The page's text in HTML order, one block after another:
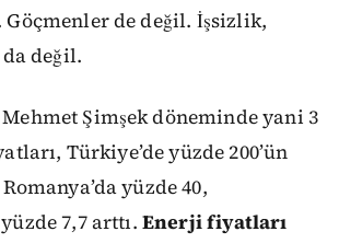
de değil. İşsizlik,
da değil.
Şimşek döneminde yani 3
Türkiye’de yüzde 200’ün
yüzde 40,
7,7 arttı. Enerji fiyatları